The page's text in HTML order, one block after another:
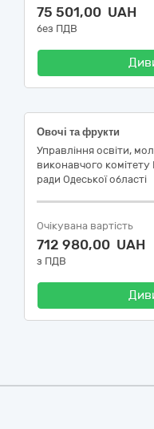
75 501,00 UAH
без ПДВ
Овочі та фрукти
Управління освіти,
виконавчого комітету
ради Одеської області
Очікувана вартість
712 980,00 UAH
з ПДВ